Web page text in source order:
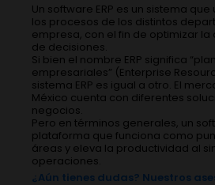
Un software ERP es un sistema
los procesos de los distintos
empresa, con el fin de optimizar
de decisiones.
Si bien el nombre ERP significa
empresariales” (Enterprise
sistema ERP es igual a otro. El
México cuenta con diferentes
negocios.
Pero en términos generales, un
plataforma que funciona como
áreas y eleva la productividad al
operaciones.
¿Aún tienes dudas? Nuestros